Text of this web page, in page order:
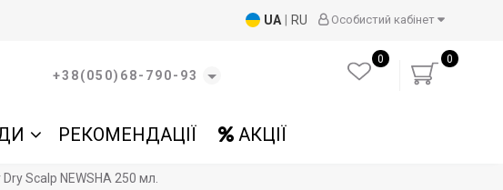
Особистий кабінет
UA RU
+38(050)68-790-93
0
0
РЕКОМЕНДАЦІЇ АКЦІЇ
Scalp NEWSHA 250 мл.